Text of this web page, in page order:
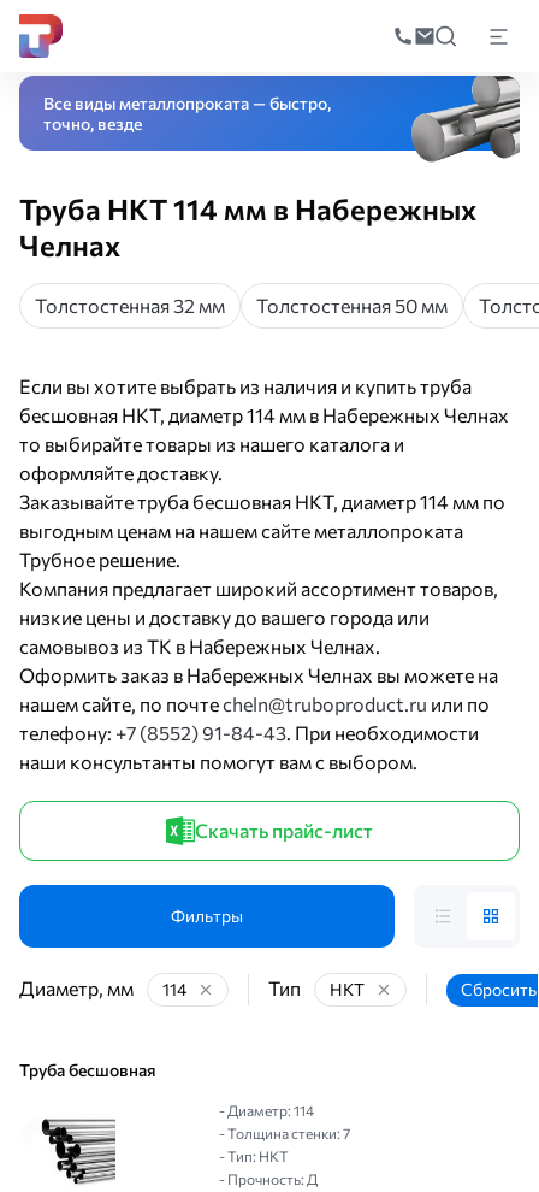
по
Главная Труба бесшовнаяТруба
Все виды металлопроката — быстро,
точно, везде
Труба НКТ 114 мм в Набережных
Челнах
Толстостенная 32 мм Толстостенная 50 мм
Если вы хотите выбрать из наличия и купить труба
бесшовная НКТ, диаметр 114 мм в Набережных Челнах
то выбирайте товары из нашего каталога и
оформляйте доставку.
Заказывайте труба бесшовная НКТ, диаметр 114 мм по
выгодным ценам на нашем сайте металлопроката
Трубное решение.
Компания предлагает широкий ассортимент товаров,
низкие цены и доставку до вашего города или
самовывоз из ТК в Набережных Челнах.
Оформить заказ в Набережных Челнах вы можете на
нашем сайте, по почтеcheln@truboproduct.ru или по
телефону: +7 (8552) 91-84-43. При необходимости
наши консультанты помогут вам с выбором.
Скачать прайс-лист
Фильтры
Диаметр, мм 114 Тип НКТ Сбросить
Труба бесшовная
- Диаметр: 114
- Толщина стенки: 7
- Тип: НКТ
- Прочность: Д